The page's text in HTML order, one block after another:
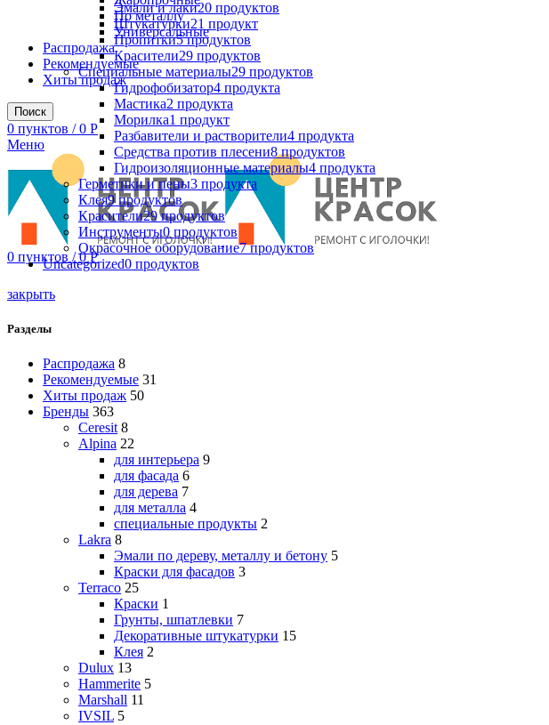
По металлу
Универсальные
Распродажа
Рекомендуемые
Хиты продаж
Поиск
0 пунктов / 0 Р
Меню
0 пунктов / 0Р
Эмали и лаки20 продуктов
Штукатурки21 продукт
Пропитки5 продуктов
Красители29 продуктов
Специальные материалы29 продуктов
Гидрофобизатор4 продукта
Мастика2 продукта
Морилка1 продукт
Разбавители и растворители4 продукта
Средства против плесени8 продуктов
Гидроизоляционные материалы4 продукта
Герметики и пены3 продукта
Клея9 продуктов
Красители29 продуктов
Инструменты0 продуктов
Окрасочное оборудование7 продуктов
Uncategorized0 продуктов
закрыть
Разделы
Распродажа 8
Рекомендуемые 31
Хиты продаж 50
Бренды 363
Ceresit 8
Alpina 22
для интерьера 9
для фасада 6
для дерева 7
для металла 4
специальные продукты 2
Lakra 8
Эмали по дереву, металлу и бетону 5
Краски для фасадов 3
Terraco 25
Краски 1
Грунты, шпатлевки 7
Декоративные штукатурки 15
Клея 2
Dulux 13
Hammerite 5
Marshall 11
IVSIL 5